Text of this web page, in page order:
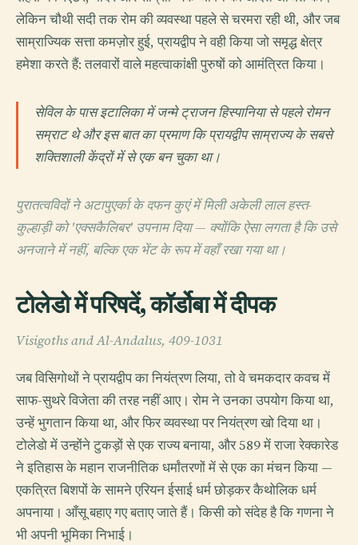
लेकिन चौथी सदी तक रोम की व्यवस्था पहले से चरमरा रही थी, और जब
साम्राज्यिक सत्ता कमज़ोर हुई, प्रायद्वीप ने वही किया जो समृद्ध क्षेत्र
हमेशा करते हैं: तलवारों वाले महत्वाकांक्षी पुरुषों को आमंत्रित किया।
सेविल के पास इटालिका में जन्मे ट्राजन हिस्पानिया से पहले रोमन
सम्राट थे और इस बात का प्रमाण कि प्रायद्वीप साम्राज्य के सबसे
शक्तिशाली केंद्रों में से एक बन चुका था।
पुरातत्वविदों ने अटापुएर्का के दफन कुएं में मिली अकेली लाल हस्त-
कुल्हाड़ी को 'एक्सकैलिबर' उपनाम दिया — क्योंकि ऐसा लगता है कि उसे
अनजाने में नहीं, बल्कि एक भेंट के रूप में वहाँ रखा गया था।
टोलेडो में परिषदें, कॉर्डोबा में दीपक
Visigoths and Al-Andalus, 409-1031
जब विसिगोथों ने प्रायद्वीप का नियंत्रण लिया, तो वे चमकदार कवच में
साफ-सुथरे विजेता की तरह नहीं आए। रोम ने उनका उपयोग किया था,
उन्हें भुगतान किया था, और फिर व्यवस्था पर नियंत्रण खो दिया था।
टोलेडो में उन्होंने टुकड़ों से एक राज्य बनाया, और 589 में राजा रेक्कारेड
ने इतिहास के महान राजनीतिक धर्मांतरणों में से एक का मंचन किया —
एकत्रित बिशपों के सामने एरियन ईसाई धर्म छोड़कर कैथोलिक धर्म
अपनाया। आँसू बहाए गए बताए जाते हैं। किसी को संदेह है कि गणना ने
भी अपनी भूमिका निभाई।